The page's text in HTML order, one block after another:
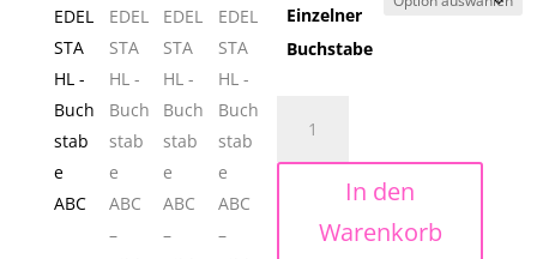
Einzelner
Buchstabe
Medaillon
Foto
Anhänger
Öffnen
Halskette
In den
Warenkorb